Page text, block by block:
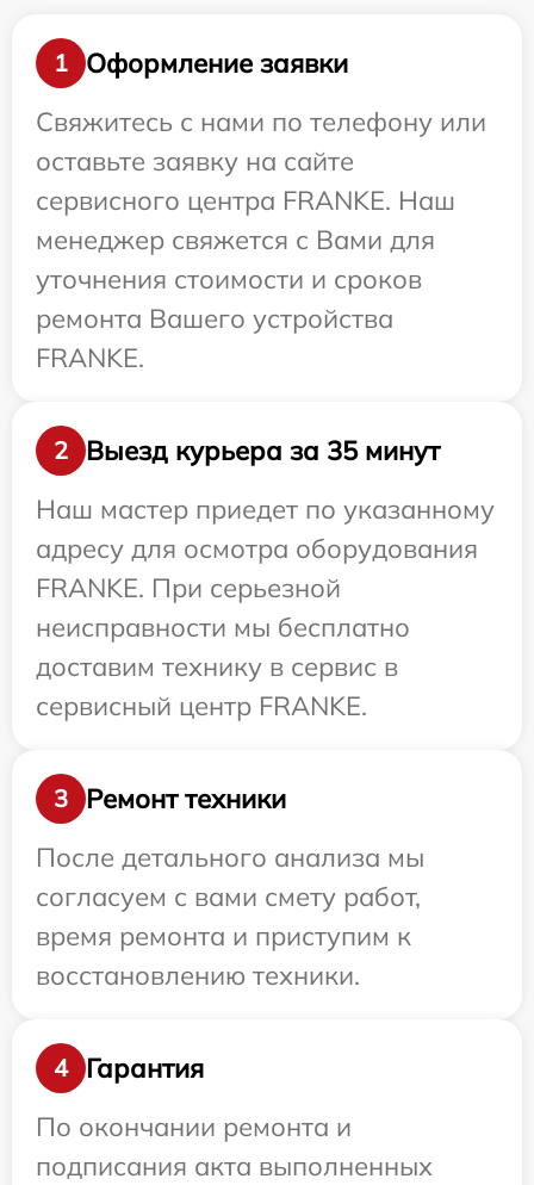
1
Оформление заявки
Свяжитесь с нами по телефону или
оставьте заявку на сайте
сервисного центра FRANKE. Наш
менеджер свяжется с Вами для
уточнения стоимости и сроков
ремонта Вашего устройства
FRANKE.
2
Выезд курьера за 35 минут
Наш мастер приедет по указанному
адресу для осмотра оборудования
FRANKE. При серьезной
неисправности мы бесплатно
доставим технику в сервис в
сервисный центр FRANKE.
3
Ремонт техники
После детального анализа мы
согласуем с вами смету работ,
время ремонта и приступим к
восстановлению техники.
4
Гарантия
По окончании ремонта и
подписания акта выполненных